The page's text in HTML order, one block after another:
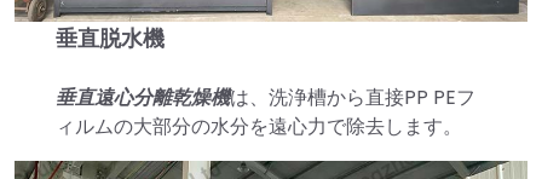
垂直脱水機
垂直遠心分離乾燥機は、洗浄槽から直接PP PEフ
ィルムの大部分の水分を遠心力で除去します。